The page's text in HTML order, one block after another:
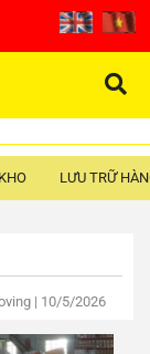
LƯU TRỮ
| 10/5/2026